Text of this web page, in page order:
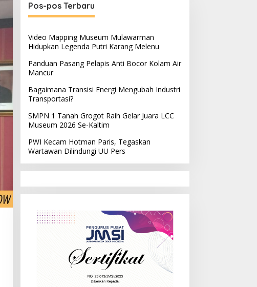
Pos-pos Terbaru
Video Mapping Museum Mulawarman
Hidupkan Legenda Putri Karang Melenu
Panduan Pasang Pelapis Anti Bocor Kolam Air
Mancur
Bagaimana Transisi Energi Mengubah Industri
Transportasi?
SMPN 1 Tanah Grogot Raih Gelar Juara LCC
Museum 2026 Se-Kaltim
PWI Kecam Hotman Paris, Tegaskan
Wartawan Dilindungi UU Pers